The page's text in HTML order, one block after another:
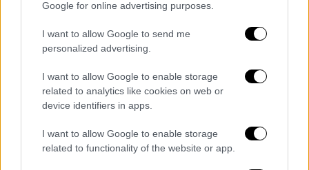
Google for online advertising purposes.
I want to allow Google to send me
personalized advertising.
I want to allow Google to enable storage
related to analytics like cookies on web or
device identifiers in apps.
I want to allow Google to enable storage
related to functionality of the website or app.
Πολιτική|22.04.2024 18:10
Μενδώνη για Νίσυρο: Προσφεύγει στη
Δικαιοσύνη εναντίον εφημερίδας - Στις
18 Απριλίου η πρώτη καταγγελία